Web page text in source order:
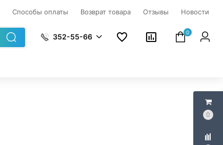
0
Способы оплаты Возврат товара Отзывы Новости
352-55-66
0